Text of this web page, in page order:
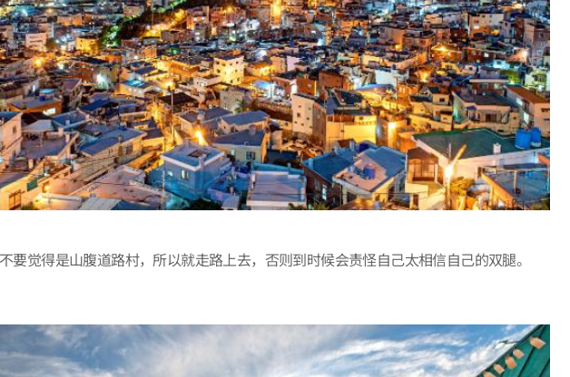
觉得是山腹道路村，所以就走路上去，否则到时候会责怪自己太相信自己的双腿。